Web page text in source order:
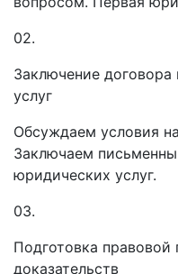
02.
Заключение
услуг
Обсуждаем условия
Заключаем
юридических услуг.
03.
Подготовка правовой
доказательств